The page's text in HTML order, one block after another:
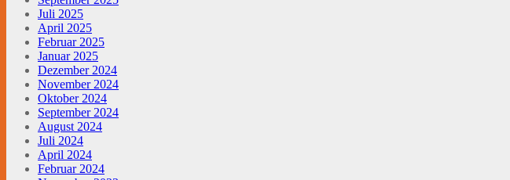
Juli 2025
April 2025
Februar 2025
Januar 2025
Dezember 2024
November 2024
Oktober 2024
September 2024
August 2024
Juli 2024
April 2024
Februar 2024